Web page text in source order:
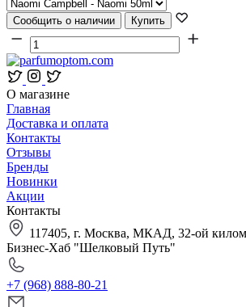
Сообщить о наличии Купить
О магазине
Главная
Доставка и оплата
Контакты
Отзывы
Бренды
Новинки
Акции
Контакты
117405, г. Москва, МКАД, 32-ой
Бизнес-Хаб "Шелковый Путь"
+7 (968) 888-80-21